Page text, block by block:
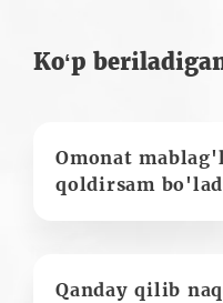
Ko‘p
Omonat
qoldirsam
Qanday qilib